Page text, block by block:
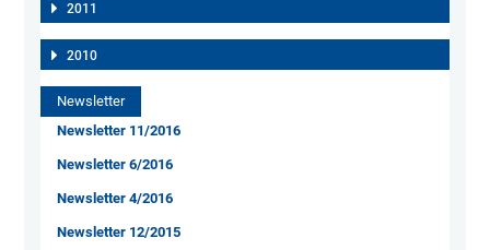
2011
2010
Newsletter
Newsletter 11/2016
Newsletter 6/2016
Newsletter 4/2016
Newsletter 12/2015